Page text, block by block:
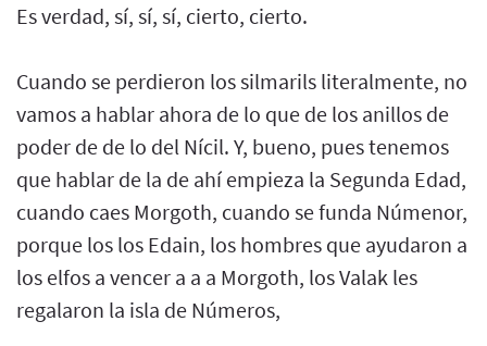
Es verdad, sí, sí, sí, cierto, cierto.
Cuando se perdieron los silmarils literalmente, no
vamos a hablar ahora de lo que de los anillos de
poder de de lo del Nícil. Y, bueno, pues tenemos
que hablar de la de ahí empieza la Segunda Edad,
cuando caes Morgoth, cuando se funda Númenor,
porque los los Edain, los hombres que ayudaron a
los elfos a vencer a a a Morgoth, los Valak les
regalaron la isla de Números,